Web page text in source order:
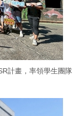
計畫，率領學生團隊